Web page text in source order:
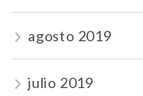
agosto 2019
julio 2019